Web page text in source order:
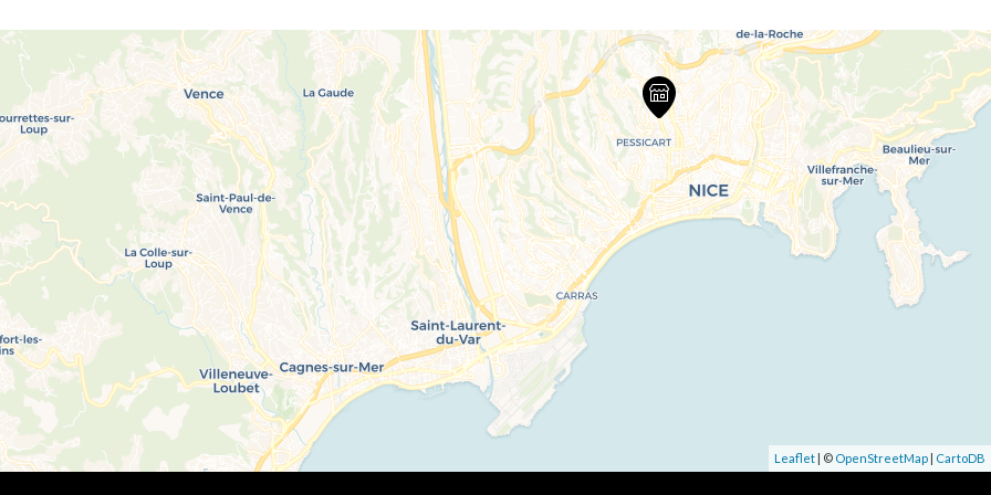
Leaflet | © OpenStreetMap | CartoDB